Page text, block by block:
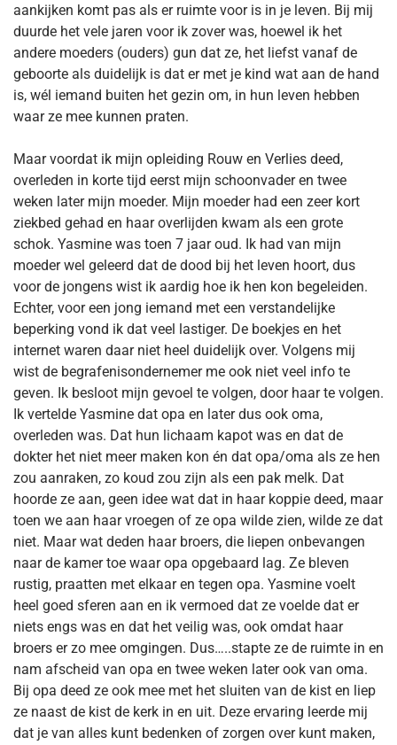
aankijken komt pas als er ruimte voor is in je leven. Bij mij
duurde het vele jaren voor ik zover was, hoewel ik het
andere moeders (ouders) gun dat ze, het liefst vanaf de
geboorte als duidelijk is dat er met je kind wat aan de hand
is, wél iemand buiten het gezin om, in hun leven hebben
waar ze mee kunnen praten.
Maar voordat ik mijn opleiding Rouw en Verlies deed,
overleden in korte tijd eerst mijn schoonvader en twee
weken later mijn moeder. Mijn moeder had een zeer kort
ziekbed gehad en haar overlijden kwam als een grote
schok. Yasmine was toen 7 jaar oud. Ik had van mijn
moeder wel geleerd dat de dood bij het leven hoort, dus
voor de jongens wist ik aardig hoe ik hen kon begeleiden.
Echter, voor een jong iemand met een verstandelijke
beperking vond ik dat veel lastiger. De boekjes en het
internet waren daar niet heel duidelijk over. Volgens mij
wist de begrafenisondernemer me ook niet veel info te
geven. Ik besloot mijn gevoel te volgen, door haar te volgen.
Ik vertelde Yasmine dat opa en later dus ook oma,
overleden was. Dat hun lichaam kapot was en dat de
dokter het niet meer maken kon én dat opa/oma als ze hen
zou aanraken, zo koud zou zijn als een pak melk. Dat
hoorde ze aan, geen idee wat dat in haar koppie deed, maar
toen we aan haar vroegen of ze opa wilde zien, wilde ze dat
niet. Maar wat deden haar broers, die liepen onbevangen
naar de kamer toe waar opa opgebaard lag. Ze bleven
rustig, praatten met elkaar en tegen opa. Yasmine voelt
heel goed sferen aan en ik vermoed dat ze voelde dat er
niets engs was en dat het veilig was, ook omdat haar
broers er zo mee omgingen. Dus…..stapte ze de ruimte in en
nam afscheid van opa en twee weken later ook van oma.
Bij opa deed ze ook mee met het sluiten van de kist en liep
ze naast de kist de kerk in en uit. Deze ervaring leerde mij
dat je van alles kunt bedenken of zorgen over kunt maken,